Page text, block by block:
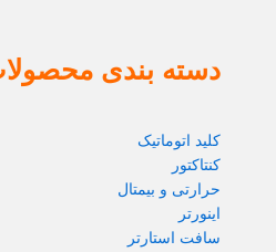
بندی محصولات
و بیمتال